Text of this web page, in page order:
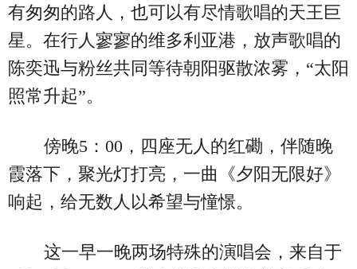
有匆匆的路人，也可以有尽情歌唱的天王巨
星。在行人寥寥的维多利亚港，放声歌唱的
陈奕迅与粉丝共同等待朝阳驱散浓雾，“太阳
照常升起”。
傍晚5：00，四座无人的红磡，伴随晚
霞落下，聚光灯打亮，一曲《夕阳无限好》
响起，给无数人以希望与憧憬。
这一早一晚两场特殊的演唱会，来自于